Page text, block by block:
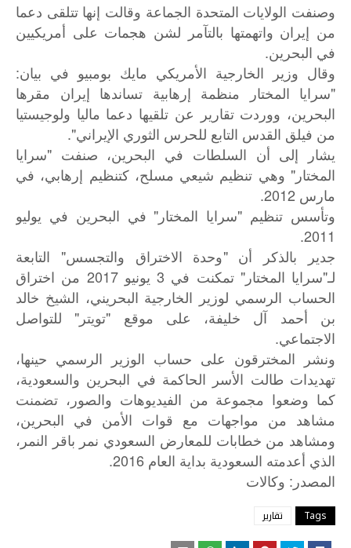
وصنفت الولايات المتحدة الجماعة وقالت إنها تتلقى دعما
من إيران واتهمتها بالتآمر لشن هجمات على أمريكيين
في البحرين.
وقال وزير الخارجية الأمريكي مايك بومبيو في بيان:
"سرايا المختار منظمة إرهابية تساندها إيران مقرها
البحرين، ووردت تقارير عن تلقيها دعما ماليا ولوجيستيا
من فيلق القدس التابع للحرس الثوري الإيراني".
يشار إلى أن السلطات في البحرين، صنفت "سرايا
المختار" وهي تنظيم شيعي مسلح، كتنظيم إرهابي، في
مارس 2012.
وتأسس تنظيم "سرايا المختار" في البحرين في يوليو
2011.
جدير بالذكر أن "وحدة الاختراق والتجسس" التابعة
لـ"سرايا المختار" تمكنت في 3 يونيو 2017 من اختراق
الحساب الرسمي لوزير الخارجية البحريني، الشيخ خالد
بن أحمد آل خليفة، على موقع "تويتر" للتواصل
الاجتماعي.
ونشر المخترقون على حساب الوزير الرسمي حينها،
تهديدات طالت الأسر الحاكمة في البحرين والسعودية،
كما وضعوا مجموعة من الفيديوهات والصور، تضمنت
مشاهد من مواجهات مع قوات الأمن في البحرين،
ومشاهد من خطابات للمعارض السعودي نمر باقر النمر،
الذي أعدمته السعودية بداية العام 2016.
المصدر : وكالات
Tags تقارير